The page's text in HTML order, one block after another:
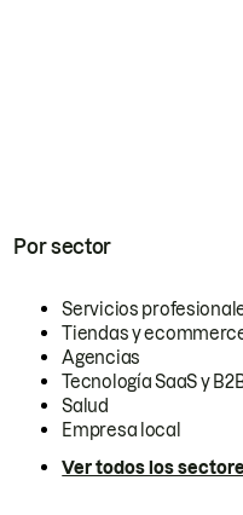
Por sector
Servicios
Tiendas y
Agencias
Tecnología SaaS y
Salud
Empresa local
Ver todos los